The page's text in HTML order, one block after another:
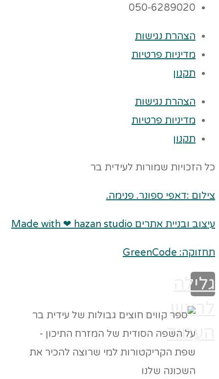
050-6289020
הצהרת נגישות
מדיניות פרטיות
תקנון
הצהרת נגישות
מדיניות פרטיות
תקנון
כל הזכויות שמורות לעידית בר
צילום :דאפי ספונר. פנימה.
עיצוב ובניית אתרים Made with ❤ hazan studio
תחזוקה: GreenCode
גלילה
לראש
העמוד